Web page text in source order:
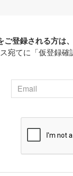
登録される方は
宛てに「仮登録